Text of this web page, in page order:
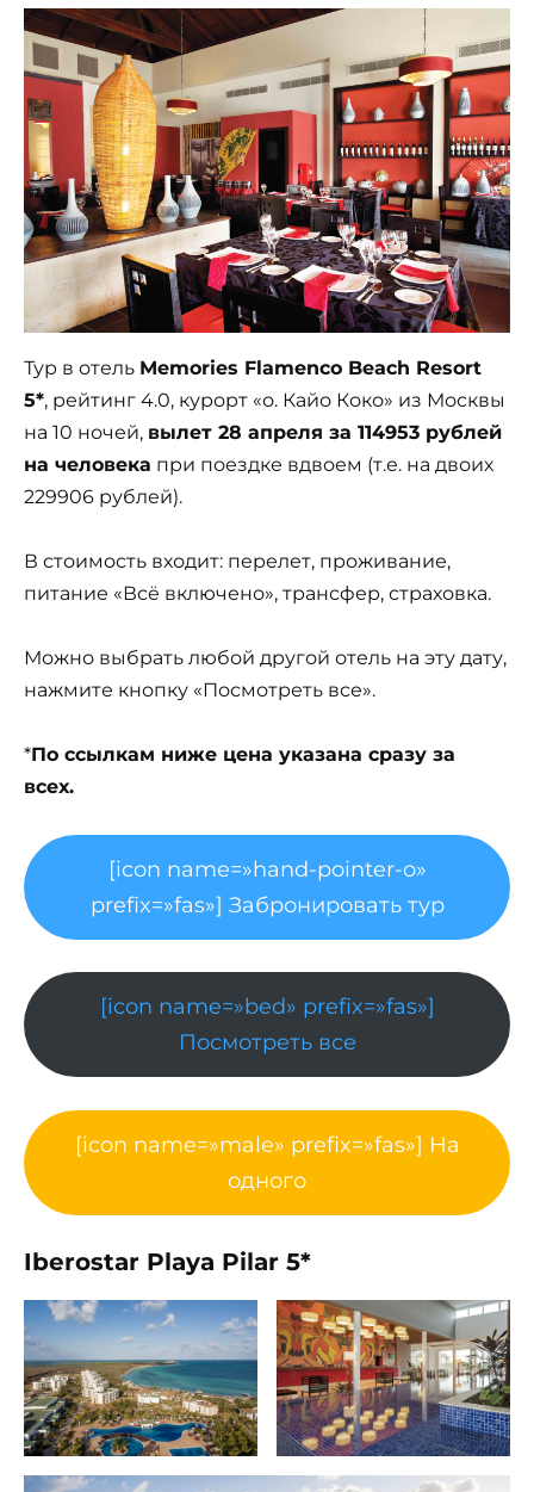
Тур в отель Memories Flamenco Beach Resort
5*, рейтинг 4.0, курорт «о. Кайо Коко» из Москвы
на 10 ночей, вылет 28 апреля за 114953 рублей
на человека при поездке вдвоем (т.е. на двоих
229906 рублей).
В стоимость входит: перелет, проживание,
питание «Всё включено», трансфер, страховка.
Можно выбрать любой другой отель на эту дату,
нажмите кнопку «Посмотреть все».
*По ссылкам ниже цена указана сразу за
всех.
[icon name=»hand-pointer-o»
prefix=»fas»] Забронировать тур
[icon name=»bed» prefix=»fas»]
Посмотреть все
[icon name=»male» prefix=»fas»] На
одного
Iberostar Playa Pilar 5*